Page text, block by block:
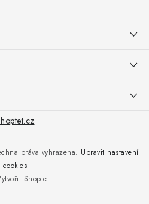
Shoptet
práva vyhrazena. Upravit nastavení
cookies